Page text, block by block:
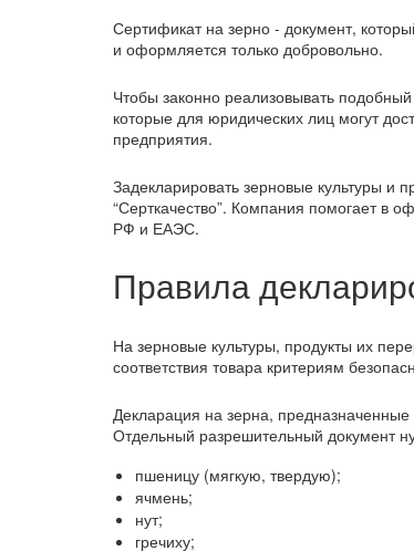
Сертификат на зерно - документ,
и оформляется только добровольно.
Чтобы законно реализовывать
которые для юридических лиц могут
предприятия.
Задекларировать зерновые культуры и
“Серткачество”. Компания помогает в
РФ и ЕАЭС.
Правила
На зерновые культуры, продукты их
соответствия товара критериям
Декларация на зерна,
Отдельный разрешительный документ
пшеницу (мягкую, твердую);
ячмень;
нут;
гречиху;